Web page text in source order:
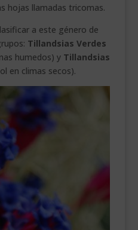
hojas llamadas tricomas.
a este género de
Tillandsias Verdes
humedos) y Tillandsias
en climas secos).